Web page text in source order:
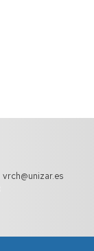
vrch@unizar.es